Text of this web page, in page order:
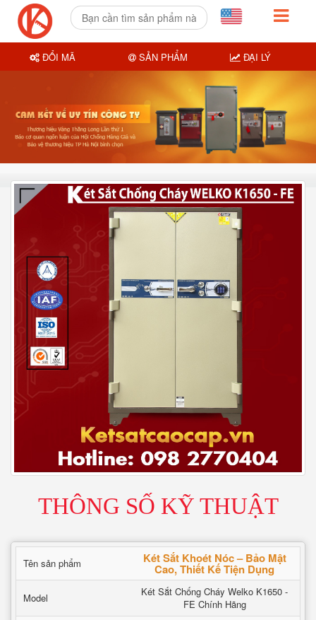
THÔNG SỐ KỸ THUẬT
Tên sản phẩm Két Sắt Khoét Nóc – Bảo Mật
Cao, Thiết Kế Tiện Dụng
Model
Két Sắt Chống Cháy Welko K1650 -
FE Chính Hãng
ĐỔI MÃ SẢN PHẨM ĐẠI LÝ